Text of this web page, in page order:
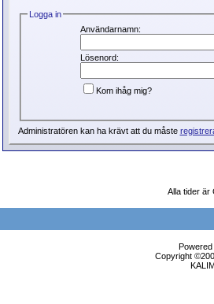
Logga in
Användarnamn:
Lösenord:
Kom ihåg mig?
Administratören kan ha krävt att du måste
Alla tider är
Copyright